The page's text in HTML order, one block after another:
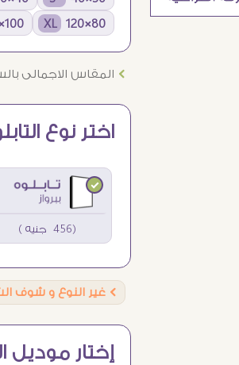
80×120 XL
100×150 XXL
Ö المقاس الاجمالى
اختر نوع
(456 جنيه )
Ö غير النوع و شوف
إختار موديل